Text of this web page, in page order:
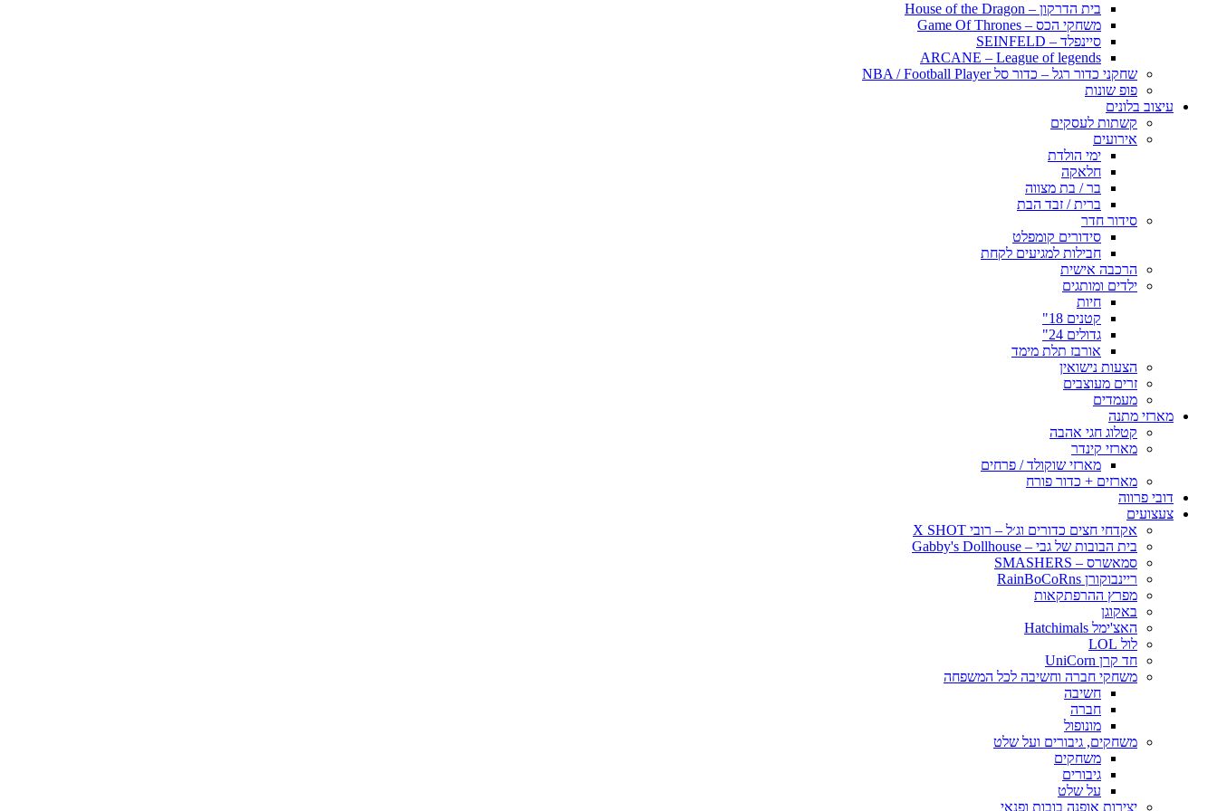
בית הדרקון – House of the Dragon
משחקי הכס – Game Of Thrones
סיינפלד – SEINFELD
ARCANE – League of legends
שחקני כדור רגל – כדור סל NBA / Football Player
פופ שונות
עיצוב בלונים
קשתות לעסקים
אירועים
ימי הולדת
חלאקה
בר / בת מצווה
ברית / זבד הבת
סידור חדר
סידורים קומפלט
חבילות למגיעים לקחת
הרכבה אישית
ילדים ומותגים
חיות
קטנים 18"
גדולים 24"
אורבז תלת מימד
הצעות נישואין
זרים מעוצבים
מעמדים
מארזי מתנה
קטלוג חגי אהבה
מארזי קינדר
מארזי שוקולד / פרחים
מארזים + כדור פורח
דובי פרווה
צעצועים
אקדחי חצים כדורים וג׳ל – רובי X SHOT
בית הבובות של גבי – Gabby's Dollhouse
סמאשרס – SMASHERS
ריינבוקורן RainBoCoRns
מפרץ ההרפתקאות
באקוגן
האצ'ימל Hatchimals
לול LOL
חד קרן UniCorn
משחקי חברה וחשיבה לכל המשפחה
חשיבה
חברה
מונופול
משחקים, גיבורים ועל שלט
משחקים
גיבורים
על שלט
יצירות אופנה בובות ופנאי